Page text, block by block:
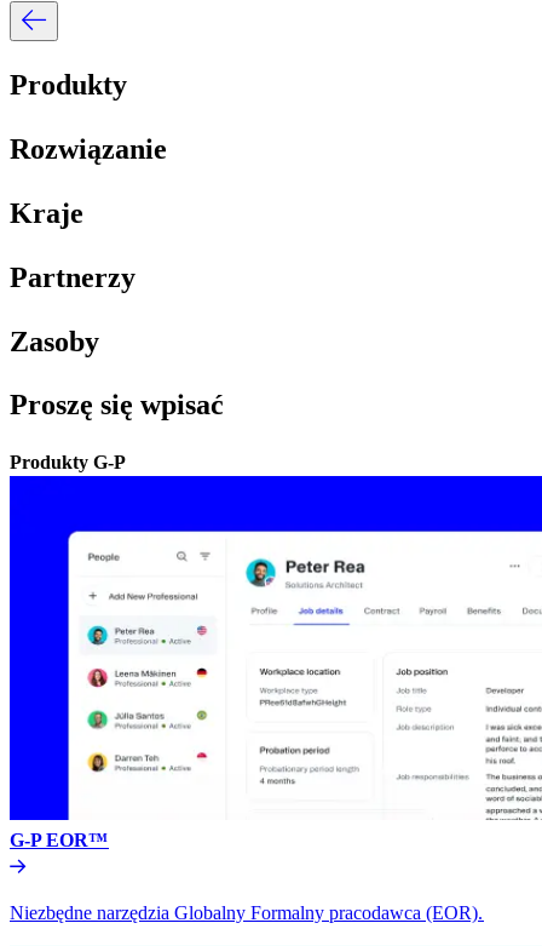
Produkty​​
Rozwiązanie​​
Kraje​​
Partnerzy​​
Zasoby​​
Proszę się wpisać​​
Produkty G-P​​
G-P EOR™​​
Niezbędne narzędzia Globalny Formalny pracodawca (EOR).​​